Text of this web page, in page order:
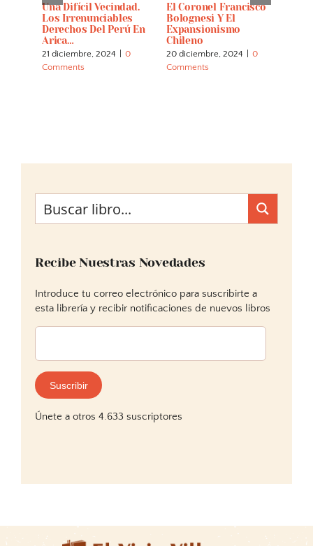
Una Difícil Vecindad.
Los Irrenunciables
Derechos Del Perú En
Arica…
21 diciembre, 2024
0
Comments
El Coronel Francisco
Bolognesi Y El
Expansionismo
Chileno
20 diciembre, 2024
0
Comments
Recibe Nuestras Novedades
Introduce tu correo electrónico para suscribirte a
esta librería y recibir notificaciones de nuevos libros
Dirección
correo
electrónico:
Suscribir
Únete a otros 4.633 suscriptores